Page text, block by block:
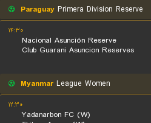
Paraguay Primera Division Reserve
۱۴:۳۰
Nacional Asunción Reserve
Club Guarani Asuncion Reserves
Myanmar League Women
۱۲:۳۰
Yadanarbon FC (W)